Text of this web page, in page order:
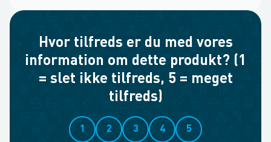
Hvor tilfreds er du med vores
information om dette produkt? (1
= slet ikke tilfreds, 5 = meget
tilfreds)
1 2 3 4 5